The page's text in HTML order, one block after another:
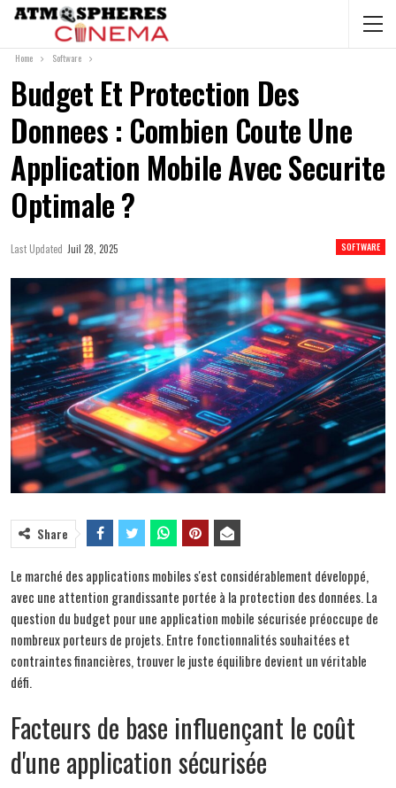
Home Software
Budget Et Protection Des
Donnees : Combien Coute Une
Application Mobile Avec Securite
Optimale ?
SOFTWARE
Last Updated Juil 28, 2025
Share
Le marché des applications mobiles s'est considérablement développé,
avec une attention grandissante portée à la protection des données. La
question du budget pour une application mobile sécurisée préoccupe de
nombreux porteurs de projets. Entre fonctionnalités souhaitées et
contraintes financières, trouver le juste équilibre devient un véritable
défi.
Facteurs de base influençant le coût
d'une application sécurisée